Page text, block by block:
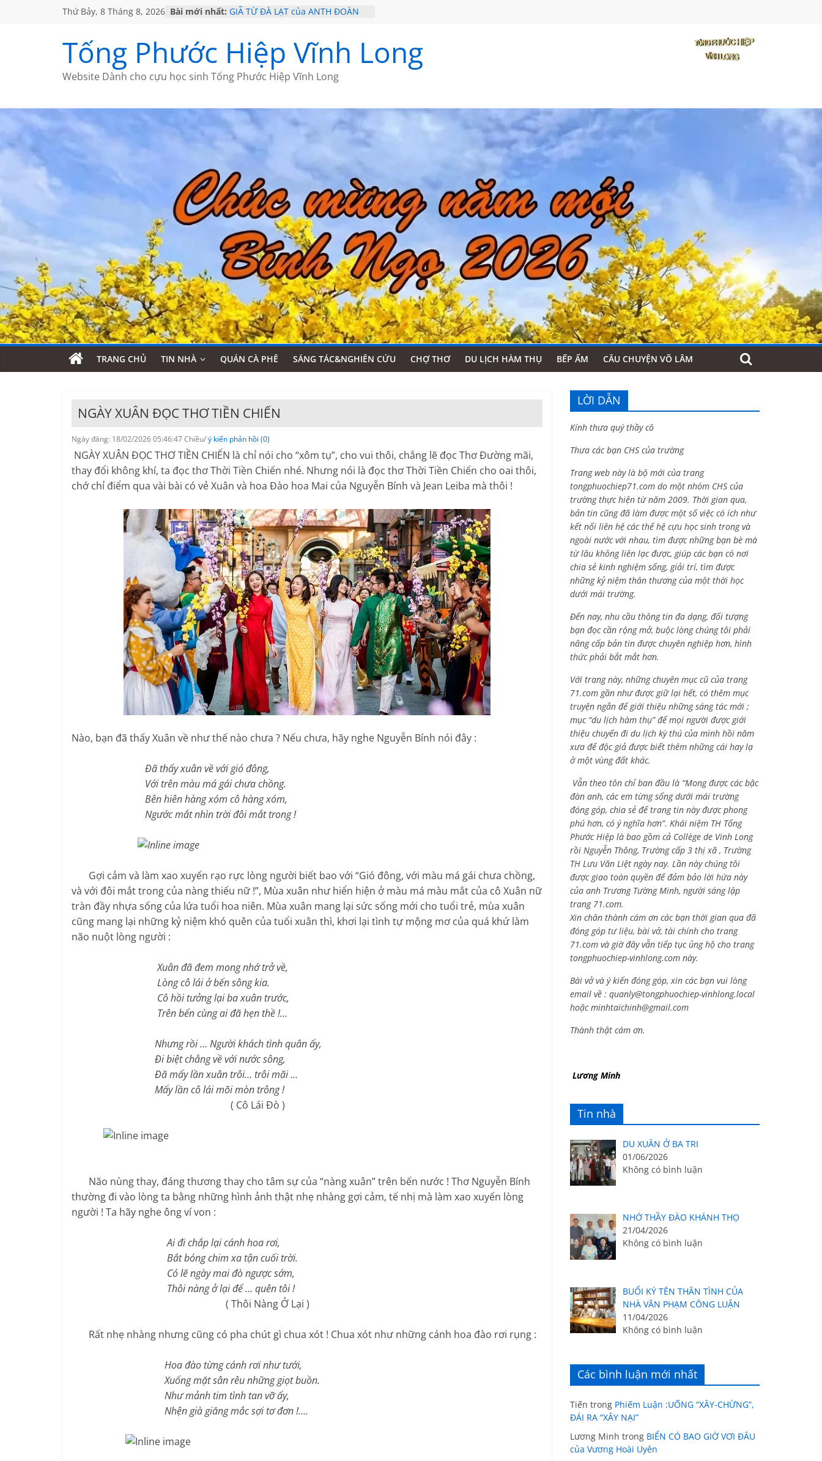
Thứ Bảy, 8 Tháng 8, 2026 Bài mới nhất: GIÃ TỪ ĐÀ LẠT của ANTH ĐOÀN
KHÔNG ĐỀ 19 CỦA THÁI LÃO
CHÙM THƠ CỦA BÍCH HÀ
Tống Phước Hiệp Vĩnh Long
Website Dành cho cựu học sinh Tống Phước Hiệp Vĩnh Long
TRANG CHỦ TIN NHÀ QUÁN CÀ PHÊ SÁNG TÁC&NGHIÊN CỨU CHỢ THƠ DU LỊCH HÀM THỤ BẾP ẤM CÂU CHUYỆN VÕ LÂM
NGÀY XUÂN ĐỌC THƠ TIỀN CHIẾN
Ngày đăng: 18/02/2026 05:46:47 Chiều/ý kiến phản hồi (0)
NGÀY XUÂN ĐỌC THƠ TIỀN CHIẾN là chỉ nói cho “xôm tụ”, cho vui thôi, chẳng lẽ đọc Thơ Đường mãi,
thay đổi không khí, ta đọc thơ Thời Tiền Chiến nhé. Nhưng nói là đọc thơ Thời Tiền Chiến cho oai thôi,
chớ chỉ điểm qua vài bài có vẻ Xuân và hoa Đào hoa Mai của Nguyễn Bính và Jean Leiba mà thôi !
Nào, bạn đã thấy Xuân về như thế nào chưa ? Nếu chưa, hãy nghe Nguyễn Bính nói đây :
Đã thấy xuân về với gió đông,
Với trên màu má gái chưa chồng.
Bên hiên hàng xóm cô hàng xóm,
Ngước mắt nhìn trời đôi mắt trong !
Gợi cảm và làm xao xuyến rạo rực lòng người biết bao với “Gió đông, với màu má gái chưa chồng,
và với đôi mắt trong của nàng thiếu nữ !”, Mùa xuân như hiển hiện ở màu má màu mắt của cô Xuân nữ
tràn đầy nhựa sống của lứa tuổi hoa niên. Mùa xuân mang lại sức sống mới cho tuổi trẻ, mùa xuân
cũng mang lại những kỷ niệm khó quên của tuổi xuân thì, khơi lại tình tự mộng mơ của quá khứ làm
não nuột lòng người :
Xuân đã đem mong nhớ trở về,
Lòng cô lái ở bến sông kia.
Cô hồi tưởng lại ba xuân trước,
Trên bến cùng ai đã hẹn thề !…
Nhưng rồi … Người khách tình quân ấy,
Đi biệt chẳng về với nước sông,
Đã mấy lần xuân trôi… trôi mãi …
Mấy lần cô lái mõi mòn trông !
( Cô Lái Đò )
Não nùng thay, đáng thương thay cho tâm sự của “nàng xuân” trên bến nước ! Thơ Nguyễn Bính
thường đi vào lòng ta bằng những hình ảnh thật nhẹ nhàng gợi cảm, tế nhị mà làm xao xuyến lòng
người ! Ta hãy nghe ông ví von :
Ai đi chắp lại cánh hoa rơi,
Bắt bóng chim xa tận cuối trời.
Có lẽ ngày mai đò ngược sớm,
Thôi nàng ở lại để … quên tôi !
( Thôi Nàng Ở Lại )
Rất nhẹ nhàng nhưng cũng có pha chút gì chua xót ! Chua xót như những cánh hoa đào rơi rụng :
Hoa đào từng cánh rơi như tưới,
Xuống mặt sân rêu những giọt buồn.
Như mảnh tim tình tan vỡ ấy,
Nhện già giăng mắc sợi tơ đơn !….
LỜI DẪN
Kính thưa quý thầy cô
Thưa các bạn CHS của trường
Trang web này là bộ mới của trang
tongphuochiep71.com do một nhóm CHS của
trường thực hiện từ năm 2009. Thời gian qua,
bản tin cũng đã làm được một số việc có ích như
kết nối liên hệ các thế hệ cựu học sinh trong và
ngoài nước với nhau, tìm được những bạn bè mà
từ lâu không liên lạc được, giúp các bạn có nơi
chia sẻ kinh nghiệm sống, giải trí, tìm được
những kỷ niệm thân thương của một thời học
dưới mái trường.
Đến nay, nhu cầu thông tin đa dạng, đối tượng
bạn đọc cần rộng mở, buộc lòng chúng tôi phải
nâng cấp bản tin được chuyên nghiệp hơn, hình
thức phải bắt mắt hơn.
Với trang này, những chuyên mục cũ của trang
71.com gần như được giữ lại hết, có thêm mục
truyện ngắn để giới thiệu những sáng tác mới ;
mục “du lịch hàm thụ” để mọi người được giới
thiệu chuyến đi du lịch kỳ thú của mình hồi năm
xưa để độc giả được biết thêm những cái hay lạ
ở một vùng đất khác.
Vẫn theo tôn chỉ ban đầu là “Mong được các bậc
đàn anh, các em từng sống dưới mái trường
đóng góp, chia sẻ để trang tin này được phong
phú hơn, có ý nghĩa hơn”. Khái niệm TH Tống
Phước Hiệp là bao gồm cả Collège de Vinh Long
rồi Nguyễn Thông, Trường cấp 3 thị xã , Trường
TH Lưu Văn Liệt ngày nay. Lần này chúng tôi
được giao toàn quyền để đảm bảo lời hứa này
của anh Trương Tường Minh, người sáng lập
trang 71.com.
Xin chân thành cám ơn các bạn thời gian qua đã
đóng góp tư liệu, bài vở, tài chính cho trang
71.com và giờ đây vẫn tiếp tục ủng hộ cho trang
tongphuochiep-vinhlong.com này.
Bài vở và ý kiến đóng góp, xin các bạn vui lòng
email về : quanly@tongphuochiep-vinhlong.local
hoặcminhtaichinh@gmail.com
Thành thật cám ơn.
Lương Minh
Tin nhà
DU XUÂN Ở BA TRI
01/06/2026
Không có bình luận
NHỚ THẦY ĐÀO KHÁNH THỌ
21/04/2026
Không có bình luận
BUỔI KÝ TÊN THÂN TÌNH CỦA
NHÀ VĂN PHẠM CÔNG LUẬN
11/04/2026
Không có bình luận
Các bình luận mới nhất
Tiến trong Phiếm Luận :UỐNG “XÂY-CHỪNG”,
ĐÁI RA “XÂY NẠI”
Lương Minh trong BIỂN CÓ BAO GIỜ VƠI ĐÂU
của Vương Hoài Uyên